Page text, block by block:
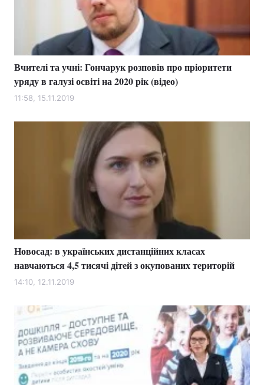
Інциденти
Здоров'я Туризм
Цікавинки Погода
Екологія
Лонгріди
Відео з Youtube Статті
Думки
Вакансії
Послуги
Тема оформлення
Вчителі та учні: Гончарук розповів про пріоритети
уряду в галузі освіті на 2020 рік (відео)
11:58, 15.11.2019
Новосад: в українських дистанційних класах
навчаються 4,5 тисячі дітей з окупованих територій
14:10, 12.11.2019